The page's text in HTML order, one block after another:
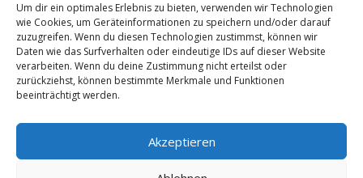
Um dir ein optimales Erlebnis zu bieten, verwenden wir Technologien
wie Cookies, um Geräteinformationen zu speichern und/oder darauf
zuzugreifen. Wenn du diesen Technologien zustimmst, können wir
Daten wie das Surfverhalten oder eindeutige IDs auf dieser Website
verarbeiten. Wenn du deine Zustimmung nicht erteilst oder
zurückziehst, können bestimmte Merkmale und Funktionen
beeinträchtigt werden.
Akzeptieren
Hausarztpraxis Claudia Stude
Hausarztpraxis Dr. Saft
Kompetenzzentrum Weiterbildung, KVWL Newsletter
2020
Hausarztpraxis Niederstraße, Dres. Rischer, Schreiber
& Heidrich & Fr. Nagarajah
Praxis Dres. med. Siebler-Freitag und Balci
Praxis für Neurologie Oliver Merse